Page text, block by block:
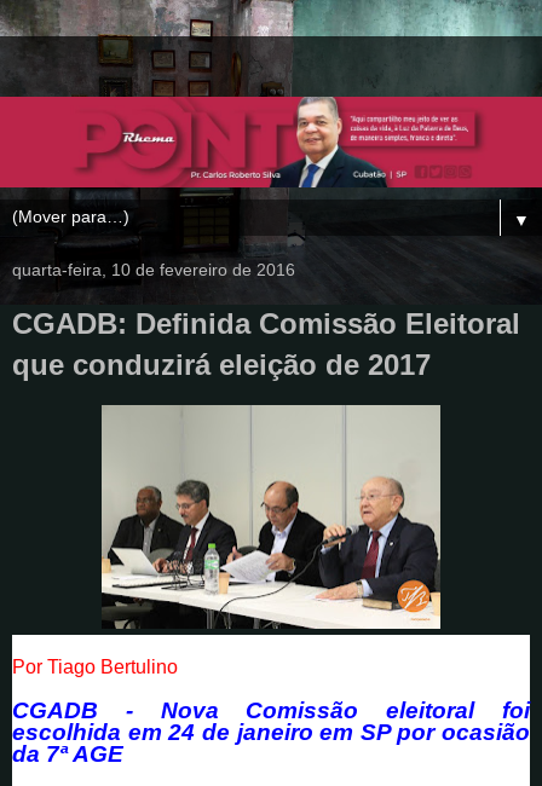
▼
quarta-feira, 10 de fevereiro de 2016
CGADB: Definida Comissão Eleitoral
que conduzirá eleição de 2017
Por Tiago Bertulino
CGADB - Nova Comissão eleitoral foi
escolhida em 24 de janeiro em SP por ocasião
da 7ª AGE